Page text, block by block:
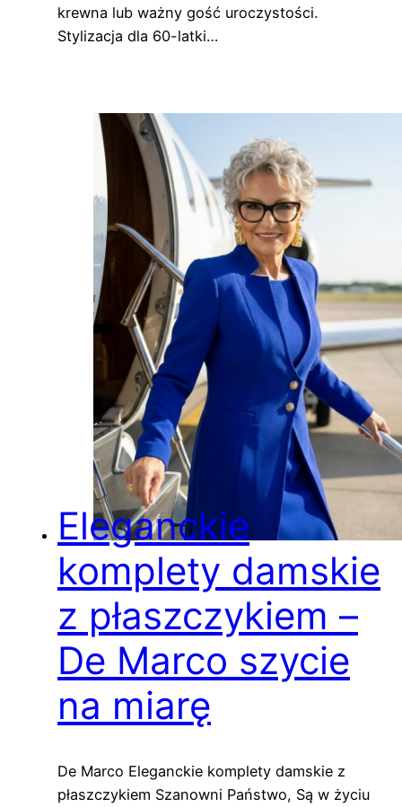
krewna lub ważny gość uroczystości.
Stylizacja dla 60-latki…
Eleganckie
komplety damskie
z płaszczykiem –
De Marco szycie
na miarę
De Marco Eleganckie komplety damskie z
płaszczykiem Szanowni Państwo, Są w życiu